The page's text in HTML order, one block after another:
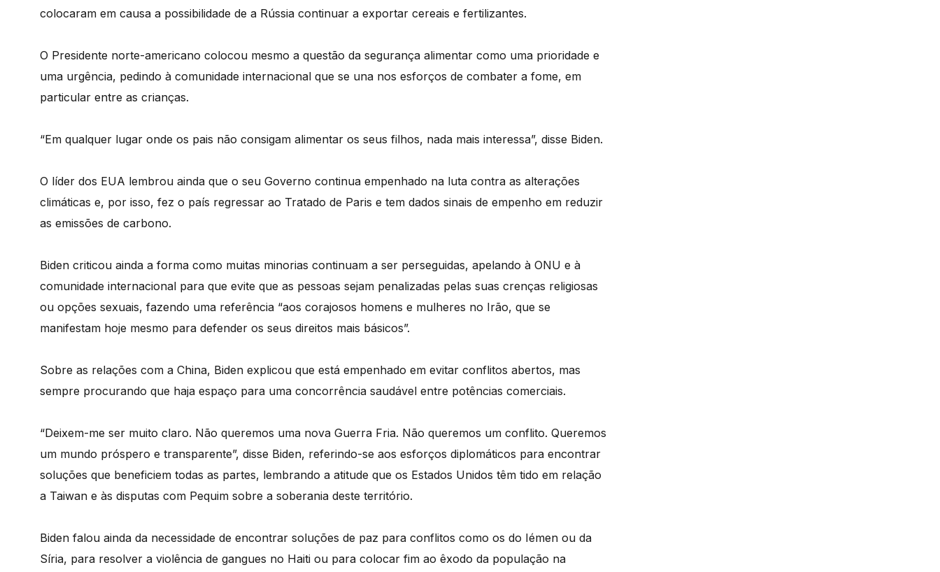
colocaram em causa a possibilidade de a Rússia continuar a exportar cereais e fertilizantes.
O Presidente norte-americano colocou mesmo a questão da segurança alimentar como uma prioridade e
uma urgência, pedindo à comunidade internacional que se una nos esforços de combater a fome, em
particular entre as crianças.
“Em qualquer lugar onde os pais não consigam alimentar os seus filhos, nada mais interessa”, disse Biden.
O líder dos EUA lembrou ainda que o seu Governo continua empenhado na luta contra as alterações
climáticas e, por isso, fez o país regressar ao Tratado de Paris e tem dados sinais de empenho em reduzir
as emissões de carbono.
Biden criticou ainda a forma como muitas minorias continuam a ser perseguidas, apelando à ONU e à
comunidade internacional para que evite que as pessoas sejam penalizadas pelas suas crenças religiosas
ou opções sexuais, fazendo uma referência “aos corajosos homens e mulheres no Irão, que se
manifestam hoje mesmo para defender os seus direitos mais básicos”.
Sobre as relações com a China, Biden explicou que está empenhado em evitar conflitos abertos, mas
sempre procurando que haja espaço para uma concorrência saudável entre potências comerciais.
“Deixem-me ser muito claro. Não queremos uma nova Guerra Fria. Não queremos um conflito. Queremos
um mundo próspero e transparente”, disse Biden, referindo-se aos esforços diplomáticos para encontrar
soluções que beneficiem todas as partes, lembrando a atitude que os Estados Unidos têm tido em relação
a Taiwan e às disputas com Pequim sobre a soberania deste território.
Biden falou ainda da necessidade de encontrar soluções de paz para conflitos como os do Iémen ou da
Síria, para resolver a violência de gangues no Haiti ou para colocar fim ao êxodo da população na